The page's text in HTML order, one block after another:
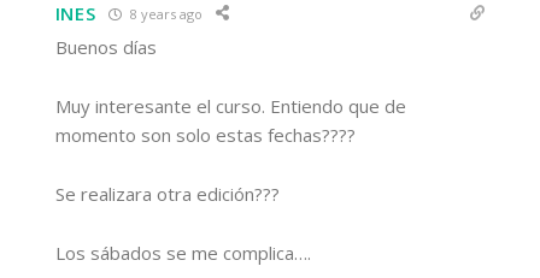
INES 8 years ago
Buenos días
Muy interesante el curso. Entiendo que de
momento son solo estas fechas????
Se realizara otra edición???
Los sábados se me complica….